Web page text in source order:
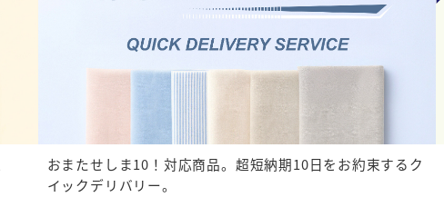
おまたせしま10！対応商品。超短納期10日をお約束するク
イックデリバリー。